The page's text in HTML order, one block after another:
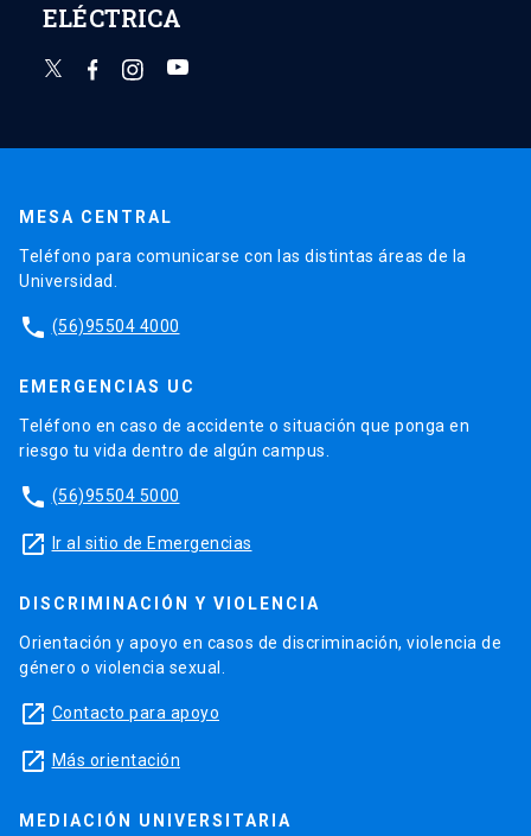
ELÉCTRICA
MESA CENTRAL
Teléfono para comunicarse con las distintas áreas de la
Universidad.
phone (56)95504 4000
EMERGENCIAS UC
Teléfono en caso de accidente o situación que ponga en
riesgo tu vida dentro de algún campus.
phone (56)95504 5000
launch Ir al sitio de Emergencias
DISCRIMINACIÓN Y VIOLENCIA
Orientación y apoyo en casos de discriminación, violencia de
género o violencia sexual.
launch Contacto para apoyo
launch Más orientación
MEDIACIÓN UNIVERSITARIA